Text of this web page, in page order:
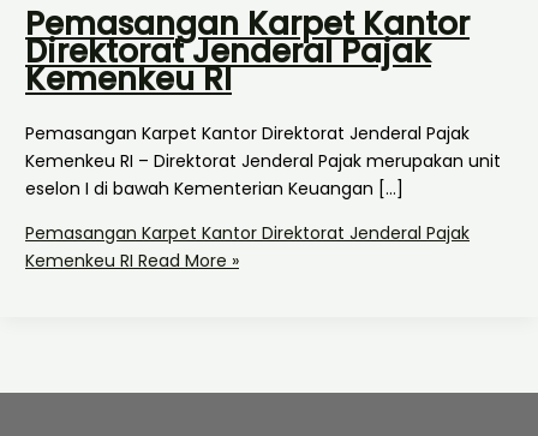
Pemasangan Karpet Kantor
Direktorat Jenderal Pajak
Kemenkeu RI
Pemasangan Karpet Kantor Direktorat Jenderal Pajak
Kemenkeu RI – Direktorat Jenderal Pajak merupakan unit
eselon I di bawah Kementerian Keuangan […]
Pemasangan Karpet Kantor Direktorat Jenderal Pajak
Kemenkeu RI Read More »